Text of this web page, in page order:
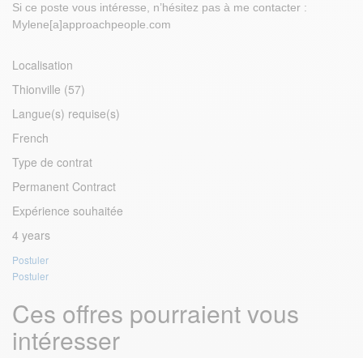
Si ce poste vous intéresse, n’hésitez pas à me contacter :
Mylene[a]approachpeople.com
Localisation
Thionville (57)
Langue(s) requise(s)
French
Type de contrat
Permanent Contract
Expérience souhaitée
4 years
Postuler
Postuler
Ces offres pourraient vous
intéresser